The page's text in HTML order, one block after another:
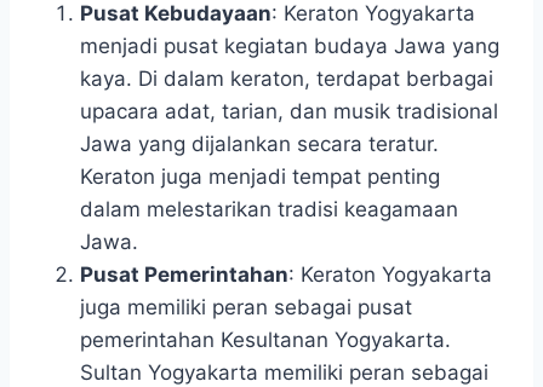
Pusat Kebudayaan: Keraton Yogyakarta
menjadi pusat kegiatan budaya Jawa yang
kaya. Di dalam keraton, terdapat berbagai
upacara adat, tarian, dan musik tradisional
Jawa yang dijalankan secara teratur.
Keraton juga menjadi tempat penting
dalam melestarikan tradisi keagamaan
Jawa.
Pusat Pemerintahan: Keraton Yogyakarta
juga memiliki peran sebagai pusat
pemerintahan Kesultanan Yogyakarta.
Sultan Yogyakarta memiliki peran sebagai